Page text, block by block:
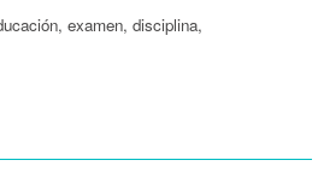
examen, disciplina,